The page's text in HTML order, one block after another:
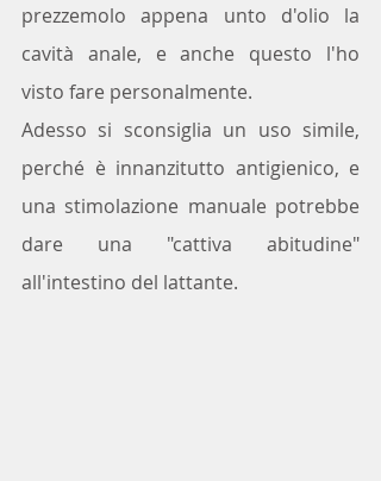
prezzemolo appena unto d'olio la
cavità anale, e anche questo l'ho
visto fare personalmente.
Adesso si sconsiglia un uso simile,
perché è innanzitutto antigienico, e
una stimolazione manuale potrebbe
dare una "cattiva abitudine"
all'intestino del lattante.